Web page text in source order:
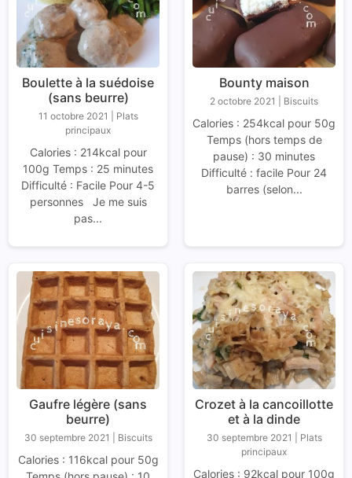
Boulette à la suédoise
(sans beurre)
11 octobre 2021
Plats
principaux
Calories : 214kcal pour
100g Temps : 25 minutes
Difficulté : Facile Pour 4-5
personnes Je me suis
pas...
Bounty maison
2 octobre 2021 Biscuits
Calories : 254kcal pour 50g
Temps (hors temps de
pause) : 30 minutes
Difficulté : facile Pour 24
barres (selon...
Gaufre légère (sans
beurre)
30 septembre 2021 Biscuits
Calories : 116kcal pour 50g
Crozet à la cancoillotte
et à la dinde
30 septembre 2021
Plats
principaux
Calories : 92kcal pour 100g